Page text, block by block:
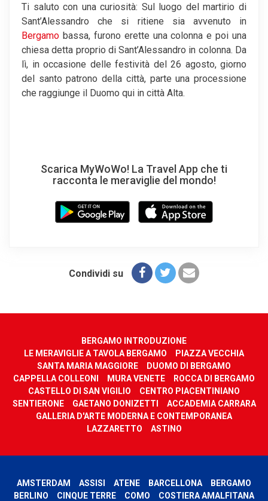
Ti saluto con una curiosità: Sul luogo del martirio di
Sant’Alessandro che si ritiene sia avvenuto in
Bergamo bassa, furono erette una colonna e poi una
chiesa detta proprio di Sant’Alessandro in colonna. Da
lì, in occasione delle festività del 26 agosto, giorno
del santo patrono della città, parte una processione
che raggiunge il Duomo qui in città Alta.
Scarica MyWoWo! La Travel App che ti
racconta le meraviglie del mondo!
Condividi su
BERGAMO INTRODUZIONE
LE MERAVIGLIE A TAVOLA BERGAMO
PIAZZA VECCHIA
SANTA MARIA MAGGIORE
DUOMO DI BERGAMO
CAPPELLA COLLEONI
MURA VENETE
ROCCA DI BERGAMO
CASTELLO DI SAN VIGILIO
CENTRO PIACENTINIANO
SENTIERONE
GAETANO DONIZETTI
ACCADEMIA CARRARA
GALLERIA D'ARTE MODERNA E CONTEMPORANEA
LAZZARETTO
ASTINO
AMSTERDAM ASSISI ATENE BARCELLONA
BERGAMO
BERLINO
CINQUE TERRE COMO COSTIERA AMALFITANA